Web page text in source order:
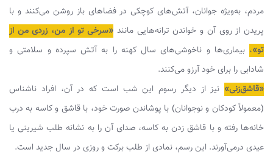
مردم، به‌ویژه جوانان، آتش‌های کوچکی در فضاهای باز روشن می‌کنند و با
پریدن از روی آن و خواندن ترانه‌هایی مانند «سرخی تو از من، زردی من از
تو»، بیماری‌ها و ناخوشی‌های سال کهنه را به آتش سپرده و سلامتی و
شادابی را برای خود آرزو می‌کنند.
«قاشق‌زنی» نیز از دیگر رسوم این شب است که در آن، افراد ناشناس
(معمولاً کودکان و نوجوانان) با پوشاندن صورت خود، با قاشق و کاسه به درب
خانه‌ها رفته و با قاشق زدن به کاسه، صدای آن را به نشانه طلب شیرینی یا
عیدی درمی‌آورند. این رسم، نمادی از طلب برکت و روزی در سال جدید است.